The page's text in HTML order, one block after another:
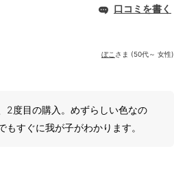
口コミを書く
ぼこ さま (50代～ 女性)
2度目の購入。めずらしい色なの
すぐに我が子がわかります。